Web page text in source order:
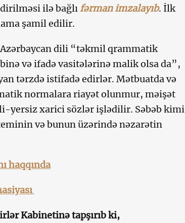
ilə bağlıfərman imzalayıb. İlk
şamil edilir.
dili “təkmil qrammatik
və ifadə vasitələrinə malik olsa da”,
tərzdə istifadə edirlər. Mətbuatda və
normalara riayət olunmur, məişət
yersiz xarici sözlər işlədilir. Səbəb kimi
və bunun üzərində nəzarətin
haqqında
Kabinetinə tapşırıb ki,